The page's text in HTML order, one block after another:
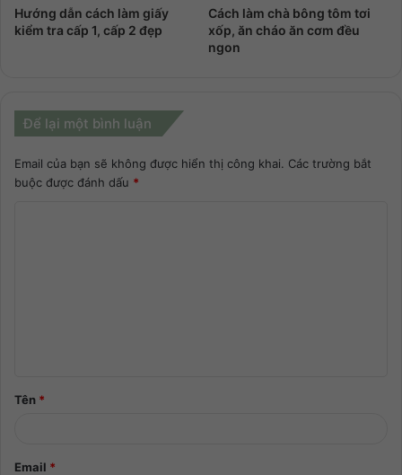
Hướng dẫn cách làm giấy
kiểm tra cấp 1, cấp 2 đẹp
Cách làm chà bông tôm tơi
xốp, ăn cháo ăn cơm đều
ngon
Để lại một bình luận
Email của bạn sẽ không được hiển thị công khai. Các trường bắt
buộc được đánh dấu *
Tên *
Email *